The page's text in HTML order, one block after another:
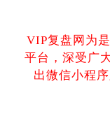
VIP复盘网为
平台，深受广
出微信小程